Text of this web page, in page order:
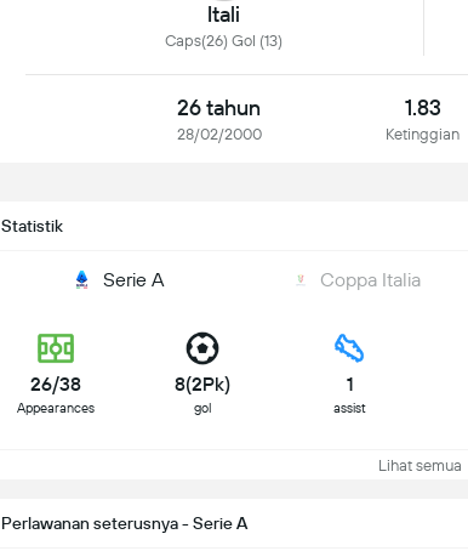
Itali
Caps(26) Gol (13)
26 tahun
28/02/2000
1.83
Ketinggian
Statistik
Serie A Coppa Italia
26/38
Appearances
8(2Pk)
gol
1
assist
Lihat semua
Perlawanan seterusnya - Serie A